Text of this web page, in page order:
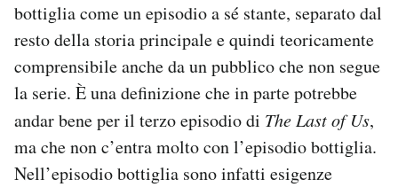
bottiglia come un episodio a sé stante, separato dal
resto della storia principale e quindi teoricamente
comprensibile anche da un pubblico che non segue
la serie. È una definizione che in parte potrebbe
andar bene per il terzo episodio di The Last of Us,
ma che non c’entra molto con l’episodio bottiglia.
Nell’episodio bottiglia sono infatti esigenze